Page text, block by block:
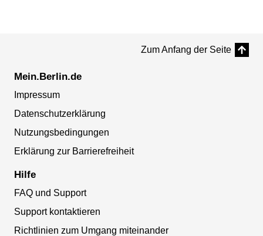
Zum Anfang der Seite
Mein.Berlin.de
Impressum
Datenschutzerklärung
Nutzungsbedingungen
Erklärung zur Barrierefreiheit
Hilfe
FAQ und Support
Support kontaktieren
Richtlinien zum Umgang miteinander